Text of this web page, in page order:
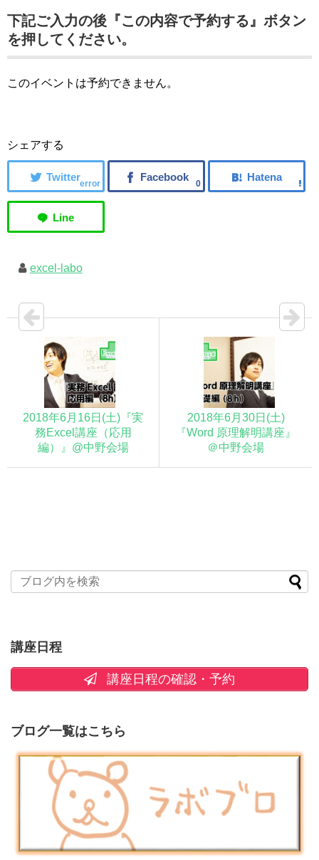
下記ご入力の後『この内容で予約する』ボタン
を押してください。
このイベントは予約できません。
シェアする
error 0
excel-labo
2018年6月16日(土)『実
務Excel講座（応用
編）』@中野会場
2018年6月30日(土)
『Word 原理解明講座』
＠中野会場
講座日程
講座日程の確認・予約
ブログ一覧はこちら